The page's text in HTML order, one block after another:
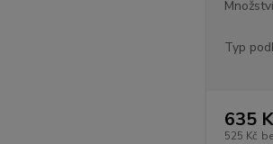
Množství
Typ
635
525 Kč